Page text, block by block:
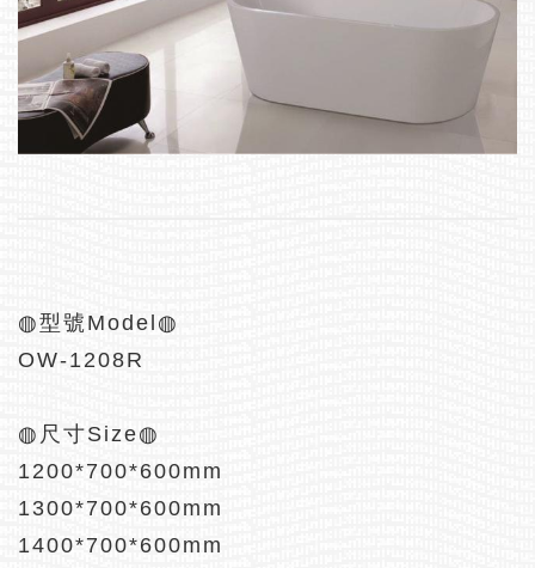
◍型號Model◍
OW-1208R
◍尺寸Size◍
1200*700*600mm
1300*700*600mm
1400*700*600mm